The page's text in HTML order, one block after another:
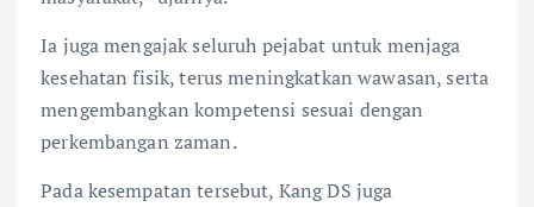
Ia juga mengajak seluruh pejabat untuk menjaga
kesehatan fisik, terus meningkatkan wawasan, serta
mengembangkan kompetensi sesuai dengan
perkembangan zaman.
Pada kesempatan tersebut, Kang DS juga